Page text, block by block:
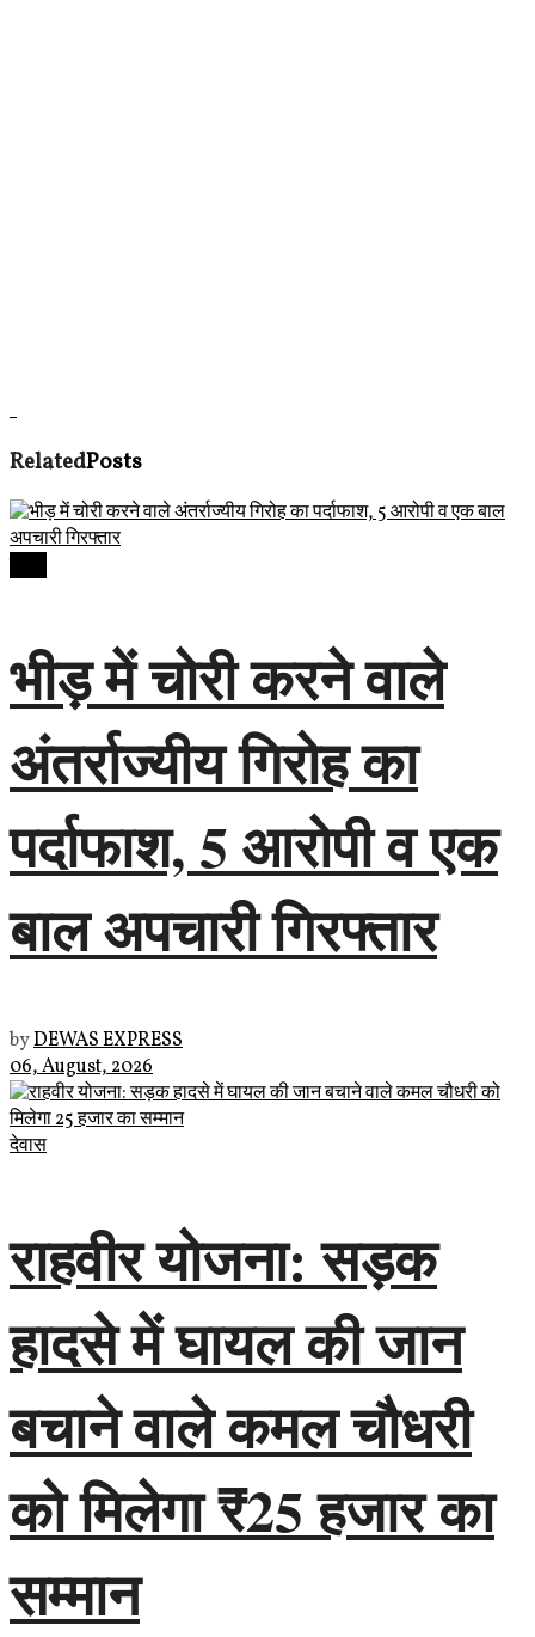
RelatedPosts
भीड़ में चोरी करने वाले
अंतर्राज्यीय गिरोह का
पर्दाफाश, 5 आरोपी व एक
बाल अपचारी गिरफ्तार
byDEWAS EXPRESS
06, August, 2026
देवास
राहवीर योजना: सड़क
हादसे में घायल की जान
बचाने वाले कमल चौधरी
को मिलेगा ₹25 हजार का
सम्मान